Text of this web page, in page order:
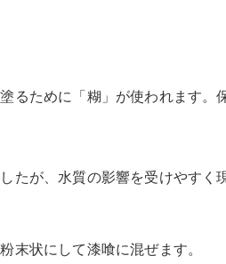
るために「糊」が使われます。
たが、水質の影響を受けやすく
末状にして漆喰に混ぜます。